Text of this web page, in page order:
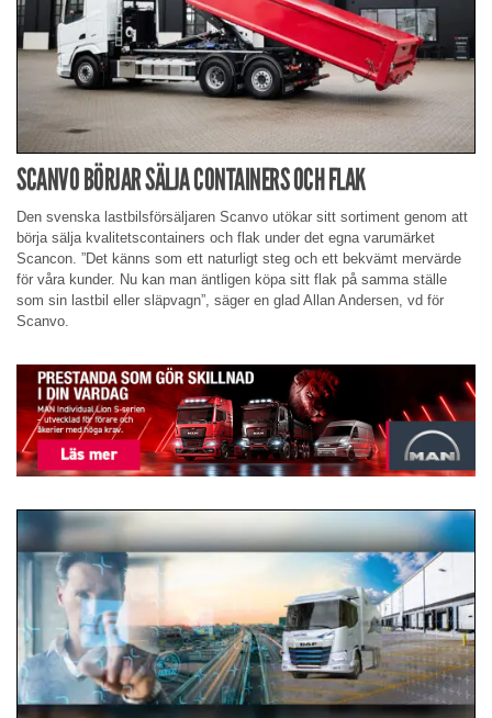
SCANVO BÖRJAR SÄLJA CONTAINERS OCH FLAK
Den svenska lastbilsförsäljaren Scanvo utökar sitt sortiment genom att
börja sälja kvalitetscontainers och flak under det egna varumärket
Scancon. ”Det känns som ett naturligt steg och ett bekvämt mervärde
för våra kunder. Nu kan man äntligen köpa sitt flak på samma ställe
som sin lastbil eller släpvagn”, säger en glad Allan Andersen, vd för
Scanvo.